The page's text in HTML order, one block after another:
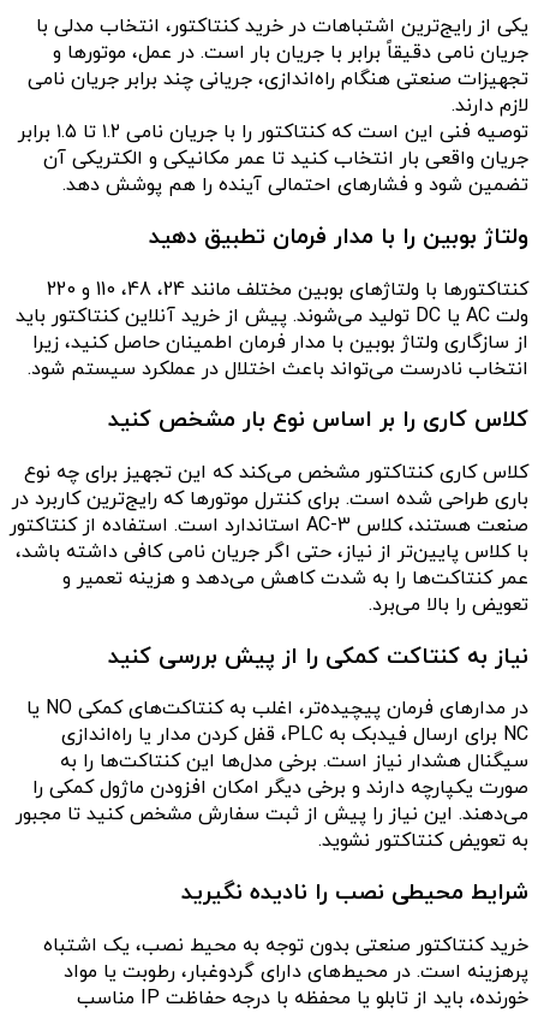
یکی از رایج‌ترین اشتباهات در خرید کنتاکتور، انتخاب مدلی با
جریان نامی دقیقاً برابر با جریان بار است. در عمل، موتورها و
تجهیزات صنعتی هنگام راه‌اندازی، جریانی چند برابر جریان نامی
لازم دارند.
توصیه فنی این است که کنتاکتور را با جریان نامی ۱.۲ تا ۱.۵ برابر
جریان واقعی بار انتخاب کنید تا عمر مکانیکی و الکتریکی آن
تضمین شود و فشارهای احتمالی آینده را هم پوشش دهد.
ولتاژ بوبین را با مدار فرمان تطبیق دهید
کنتاکتورها با ولتاژهای بوبین مختلف مانند 24، 48، 110 و 220
ولت AC یا DC تولید می‌شوند. پیش از خرید آنلاین کنتاکتور باید
از سازگاری ولتاژ بوبین با مدار فرمان اطمینان حاصل کنید، زیرا
انتخاب نادرست می‌تواند باعث اختلال در عملکرد سیستم شود.
کلاس کاری را بر اساس نوع بار مشخص کنید
کلاس کاری کنتاکتور مشخص می‌کند که این تجهیز برای چه نوع
باری طراحی شده است. برای کنترل موتورها که رایج‌ترین کاربرد در
صنعت هستند، کلاس AC-3 استاندارد است. استفاده از کنتاکتور
با کلاس پایین‌تر از نیاز، حتی اگر جریان نامی کافی داشته باشد،
عمر کنتاکت‌ها را به شدت کاهش می‌دهد و هزینه تعمیر و
تعویض را بالا می‌برد.
نیاز به کنتاکت کمکی را از پیش بررسی کنید
در مدارهای فرمان پیچیده‌تر، اغلب به کنتاکت‌های کمکی NO یا
NC برای ارسال فیدبک به PLC، قفل ‌کردن مدار یا راه‌اندازی
سیگنال هشدار نیاز است. برخی مدل‌ها این کنتاکت‌ها را به
صورت یکپارچه دارند و برخی دیگر امکان افزودن ماژول کمکی را
می‌دهند. این نیاز را پیش از ثبت سفارش مشخص کنید تا مجبور
به تعویض کنتاکتور نشوید.
شرایط محیطی نصب را نادیده نگیرید
خرید کنتاکتور صنعتی بدون توجه به محیط نصب، یک اشتباه
پرهزینه است. در محیط‌های دارای گردوغبار، رطوبت یا مواد
خورنده، باید از تابلو یا محفظه با درجه حفاظت IP مناسب